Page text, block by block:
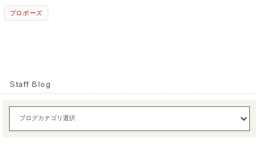
プロポーズ
Staff Blog